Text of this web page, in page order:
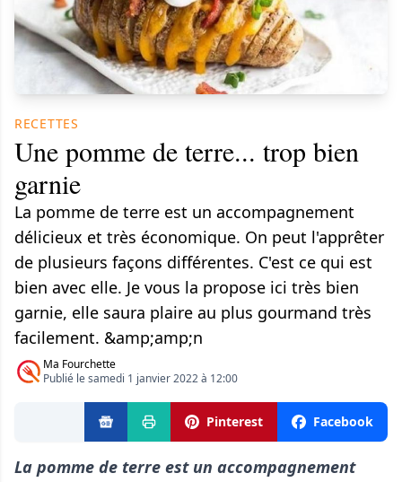
RECETTES
Une pomme de terre... trop bien
garnie
La pomme de terre est un accompagnement
délicieux et très économique. On peut l'apprêter
de plusieurs façons différentes. C'est ce qui est
bien avec elle. Je vous la propose ici très bien
garnie, elle saura plaire au plus gourmand très
facilement. &amp;amp;n
Ma Fourchette
Publié le samedi 1 janvier 2022 à 12:00
Pinterest Facebook
La pomme de terre est un accompagnement